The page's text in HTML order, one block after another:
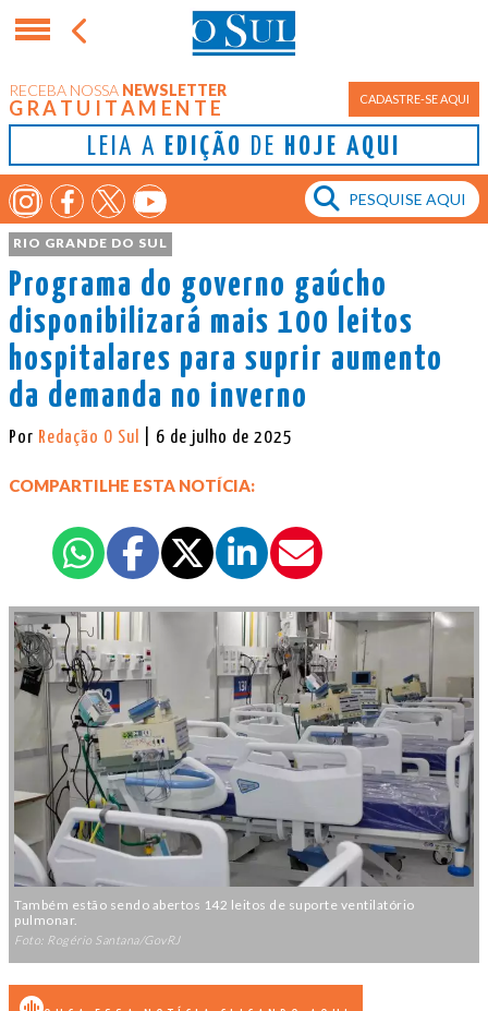
RECEBA NOSSA NEWSLETTER
GRATUITAMENTE CADASTRE-SE AQUI
LEIA A EDIÇÃO DE HOJE AQUI
RIO GRANDE DO SUL
Programa do governo gaúcho
disponibilizará mais 100 leitos
hospitalares para suprir aumento
da demanda no inverno
Por Redação O Sul | 6 de julho de 2025
COMPARTILHE ESTA NOTÍCIA:
Também estão sendo abertos 142 leitos de suporte ventilatório
pulmonar.
Foto: Rogério Santana/GovRJ